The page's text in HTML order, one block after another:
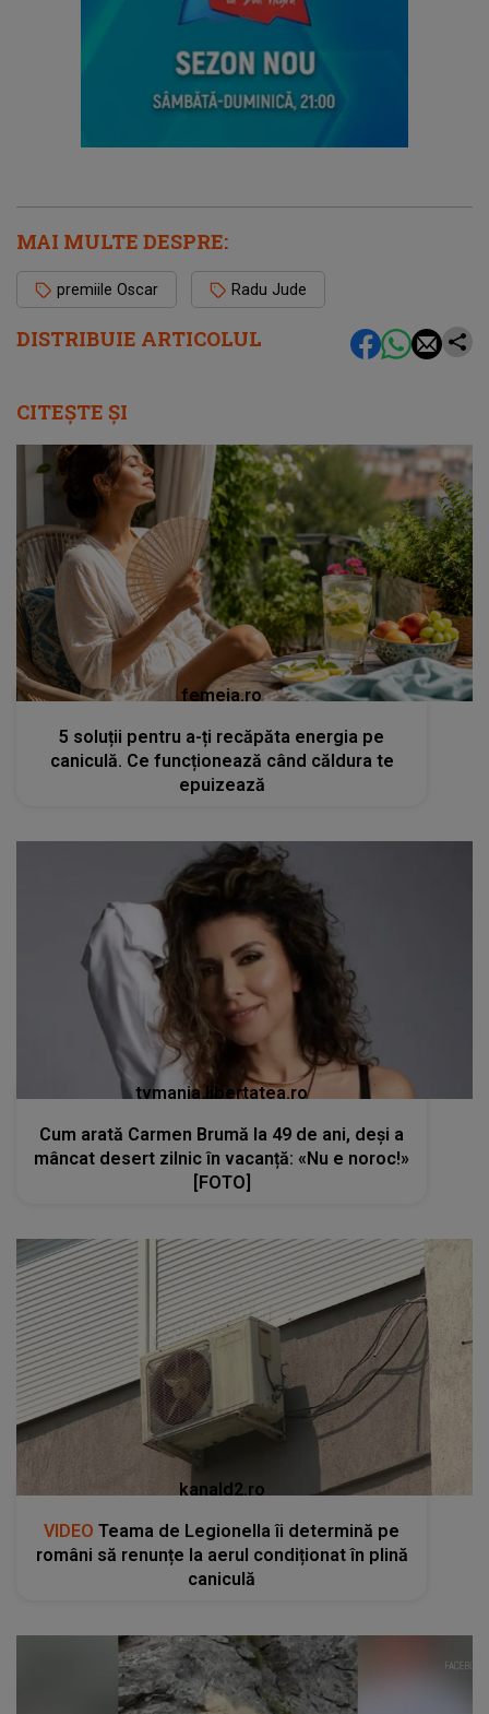
DISTRIBUIE ARTICOLUL
MAI MULTE DESPRE:
premiile Oscar Radu Jude
CITEȘTE ȘI
femeia.ro
5 soluții pentru a-ți recăpăta energia pe
caniculă. Ce funcționează când căldura te
epuizează
tvmania.libertatea.ro
Cum arată Carmen Brumă la 49 de ani, deși a
mâncat desert zilnic în vacanță: «Nu e noroc!»
[FOTO]
kanald2.ro
VIDEO Teama de Legionella îi determină pe
români să renunțe la aerul condiționat în plină
caniculă